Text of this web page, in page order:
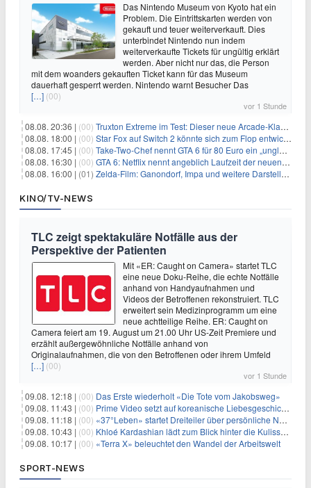
Das Nintendo Museum von Kyoto hat ein
Problem. Die Eintrittskarten werden von
gekauft und teuer weiterverkauft. Dies
unterbindet Nintendo nun indem
weiterverkaufte Tickets für ungültig erklärt
werden. Aber nicht nur das, die Person
mit dem woanders gekauften Ticket kann für das Museum
dauerhaft gesperrt werden. Nintendo warnt Besucher Das
[…] (00)
vor 1 Stunde
08.08. 20:36 | (00) Truxton Extreme im Test: Dieser neue Arcade-Klassiker verzeiht dir gar nichts
08.08. 18:00 | (00) Star Fox auf Switch 2 könnte sich zum Flop entwickeln
08.08. 17:45 | (00) Take-Two-Chef nennt GTA 6 für 80 Euro ein „unglaubliches Schnäppchen“
08.08. 16:30 | (00) GTA 6: Netflix nennt angeblich Laufzeit der neuen Gameplay-Präsentation
08.08. 16:00 | (01) Zelda-Film: Ganondorf, Impa und weitere Darsteller sollen feststehen
KINO/TV-NEWS
TLC zeigt spektakuläre Notfälle aus der
Perspektive der Patienten
Mit «ER: Caught on Camera» startet TLC
eine neue Doku-Reihe, die echte Notfälle
anhand von Handyaufnahmen und
Videos der Betroffenen rekonstruiert. TLC
erweitert sein Medizinprogramm um eine
neue achtteilige Reihe. ER: Caught on
Camera feiert am 19. August um 21.00 Uhr US-Zeit Premiere und
erzählt außergewöhnliche Notfälle anhand von
Originalaufnahmen, die von den Betroffenen oder ihrem Umfeld
[…] (00)
vor 1 Stunde
09.08. 12:18 | (00) Das Erste wiederholt «Die Tote vom Jakobsweg»
09.08. 11:43 | (00) Prime Video setzt auf koreanische Liebesgeschichte
09.08. 11:18 | (00) «37°Leben» startet Dreiteiler über persönliche Neuanfänge
09.08. 10:43 | (00) Khloé Kardashian lädt zum Blick hinter die Kulissen ihres Freundeskreises
09.08. 10:17 | (00) «Terra X» beleuchtet den Wandel der Arbeitswelt
SPORT-NEWS